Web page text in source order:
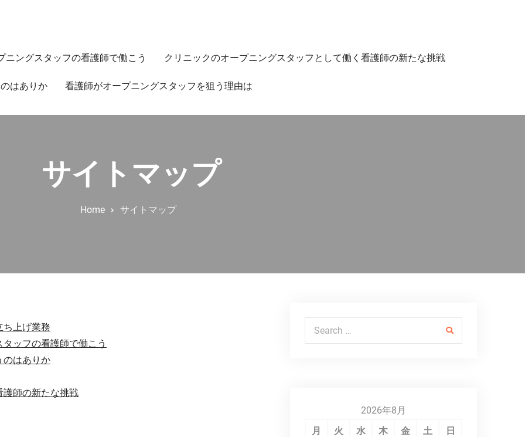
ングスタッフの看護師で働こう クリニックのオープニングスタッフとして働く看護師の新たな挑戦
はありか 看護師がオープニングスタッフを狙う理由は
サイトマップ
Home サイトマップ
ち上げ業務
ッフの看護師で働こう
のはありか
護師の新たな挑戦
Search for:
2026年8月
月
火 水 木 金 土 日